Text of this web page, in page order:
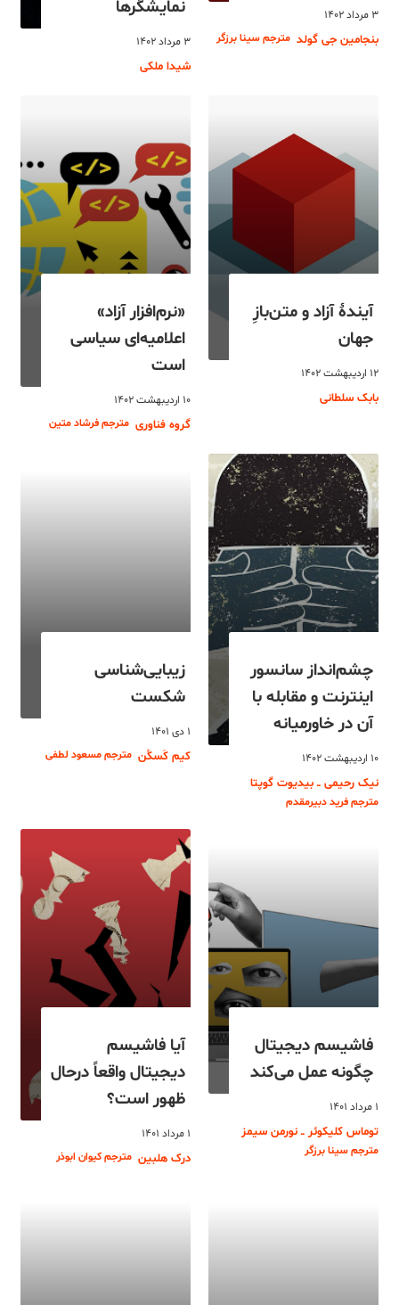
۳ مرداد ۱۴۰۲
بنجامین جی گولد مترجم سینا برزگر
نمایشگرها
۳ مرداد ۱۴۰۲
شیدا ملکی
آیندۀ آزاد و متن‌بازِ
جهان
۱۲ اردیبهشت ۱۴۰۲
بابک سلطانی
«نرم‌افزار آزاد»
اعلامیه‌ای سیاسی
است
۱۰ اردیبهشت ۱۴۰۲
گروه فناوری مترجم فرشاد متین
چشم‌انداز سانسور
اینترنت و مقابله با
آن در خاورمیانه
۱۰ اردیبهشت ۱۴۰۲
نیک رحیمی ــ بیدیوت گوپتا
مترجم فرید دبیرمقدم
زیبایی‌شناسی
شکست
۱ دی ۱۴۰۱
کیم کَسکُن مترجم مسعود لطفی
فاشیسم دیجیتال
چگونه عمل می‌کند
۱ مرداد ۱۴۰۱
توماس کلیکوئر ــ نورمن سیمز
مترجم سینا برزگر
آیا فاشیسم
دیجیتال واقعاً درحال
ظهور است؟
۱ مرداد ۱۴۰۱
درک هلبین مترجم کیوان ابوذر